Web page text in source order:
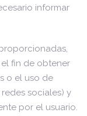
informar
fin de obtener
o el uso de
sociales) y
por el usuario.